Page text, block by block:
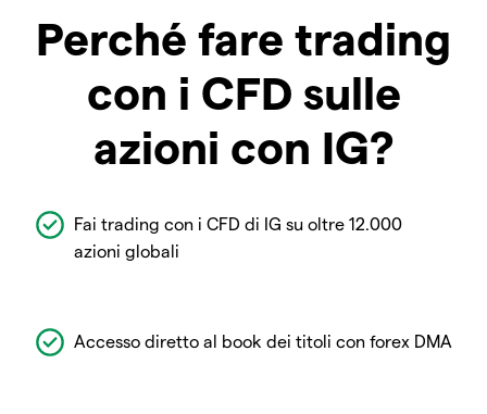
Perché fare trading
con i CFD sulle
azioni con IG?
Fai trading con i CFD di IG su oltre 12.000
azioni globali
Accesso diretto al book dei titoli con forex DMA